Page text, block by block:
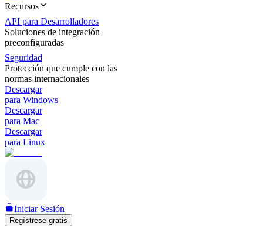
Recursos
API para Desarrolladores
Soluciones de integración
preconfiguradas
Seguridad
Protección que cumple con las
normas internacionales
Descargar
para Windows
Descargar
para Mac
Descargar
para Linux
Iniciar Sesión
Regístrese gratis